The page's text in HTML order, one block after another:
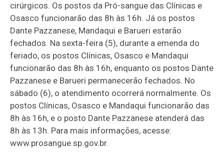
cirúrgicos. Os postos da Pró-sangue das Clínicas e
Osasco funcionarão das 8h às 16h. Já os postos
Dante Pazzanese, Mandaqui e Barueri estarão
fechados. Na sexta-feira (5), durante a emenda do
feriado, os postos Clínicas, Osasco e Mandaqui
funcionarão das 8h às 16h, enquanto os postos Dante
Pazzanese e Barueri permanecerão fechados. No
sábado (6), o atendimento ocorrerá normalmente. Os
postos Clínicas, Osasco e Mandaqui funcionarão das
8h às 16h, e o posto Dante Pazzanese atenderá das
8h às 13h. Para mais informações, acesse:
www.prosangue.sp.gov.br.